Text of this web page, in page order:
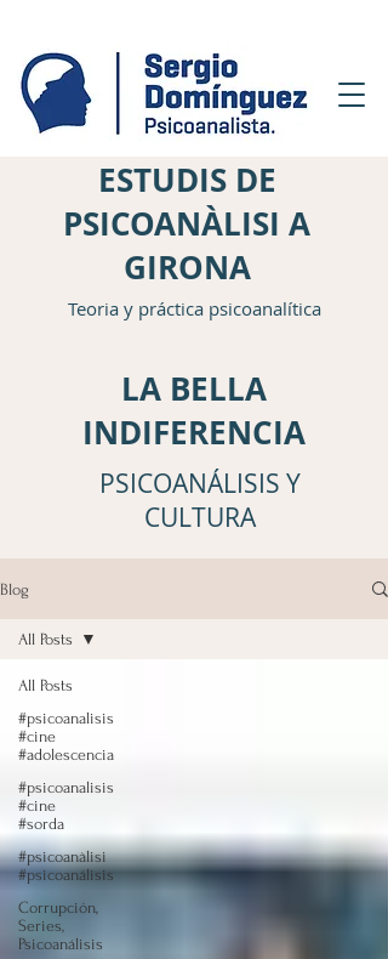
Teoria y práctica psicoanalítica
ESTUDIS DE
PSICOANÀLISI A
GIRONA
LA BELLA
INDIFERENCIA
PSICOANÁLISIS Y
CULTURA
Blog
All Posts
#psicoanalisis
#cine
#adolescencia
#psicoanalisis
#cine
#sorda
#psicoanàlisi
#psicoanálisis
Corrupción,
Series,
Psicoanálisis
All Posts